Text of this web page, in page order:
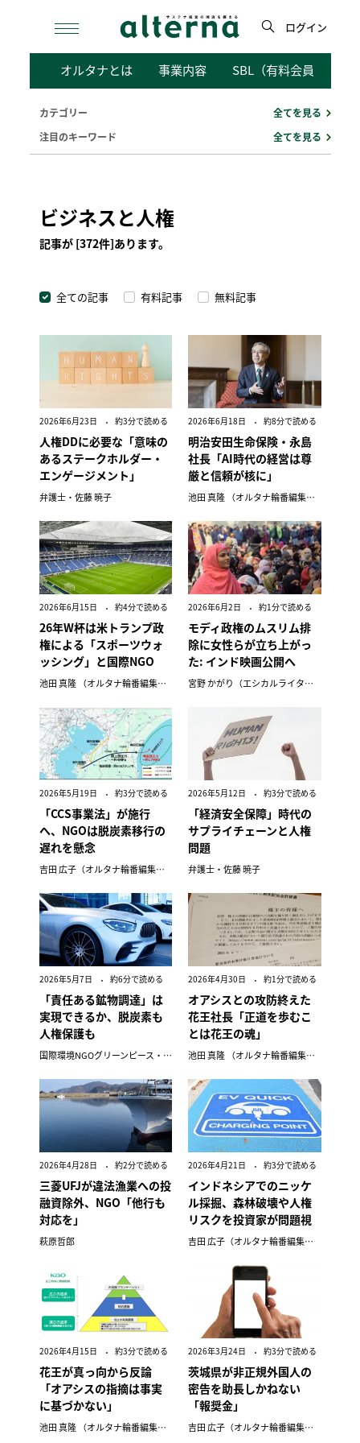
検
ログイン
オルタナとは 事業内容 SBL（有料会員向けサ
カテゴリー
全てを見る
注目のキーワード
全てを見る
ビジネスと人権
記事が [372件]あります。
全ての記事 有料記事 無料記事
2026年6月23日 約3分で読める
人権DDに必要な「意味の
あるステークホルダー・
エンゲージメント」
弁護士・佐藤 暁子
2026年6月18日 約8分で読める
明治安田生命保険・永島
社長「AI時代の経営は尊
厳と信頼が核に」
池田 真隆 （オルタナ輪番編集長）
2026年6月15日 約4分で読める
26年W杯は米トランプ政
権による「スポーツウォ
ッシング」と国際NGO
池田 真隆 （オルタナ輪番編集長）
2026年6月2日 約1分で読める
モディ政権のムスリム排
除に女性らが立ち上がっ
た: インド映画公開へ
宮野 かがり（エシカルライター）
2026年5月19日 約3分で読める
「CCS事業法」が施行
へ、NGOは脱炭素移行の
遅れを懸念
吉田 広子（オルタナ輪番編集長）
2026年5月12日 約3分で読める
「経済安全保障」時代の
サプライチェーンと人権
問題
弁護士・佐藤 暁子
2026年5月7日 約6分で読める
「責任ある鉱物調達」は
実現できるか、脱炭素も
人権保護も
国際環境NGOグリーンピース・ジャパン
2026年4月30日 約1分で読める
オアシスとの攻防終えた
花王社長「正道を歩むこ
とは花王の魂」
池田 真隆 （オルタナ輪番編集長）
2026年4月28日 約2分で読める
三菱UFJが違法漁業への投
融資除外、NGO「他行も
対応を」
萩原哲郎
2026年4月21日 約3分で読める
インドネシアでのニッケ
ル採掘、森林破壊や人権
リスクを投資家が問題視
吉田 広子（オルタナ輪番編集長）
2026年4月15日 約3分で読める
花王が真っ向から反論
「オアシスの指摘は事実
に基づかない」
池田 真隆 （オルタナ輪番編集長）
2026年3月24日 約3分で読める
茨城県が非正規外国人の
密告を助長しかねない
「報奨金」
吉田 広子（オルタナ輪番編集長）